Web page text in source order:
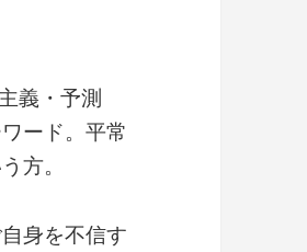
義・予測
ード。平常
方。
身を不信す